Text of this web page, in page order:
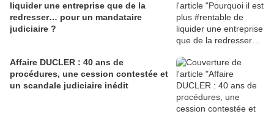
liquider une entreprise que de la
redresser… pour un mandataire
judiciaire ?
Affaire DUCLER : 40 ans de
procédures, une cession contestée et
un scandale judiciaire inédit